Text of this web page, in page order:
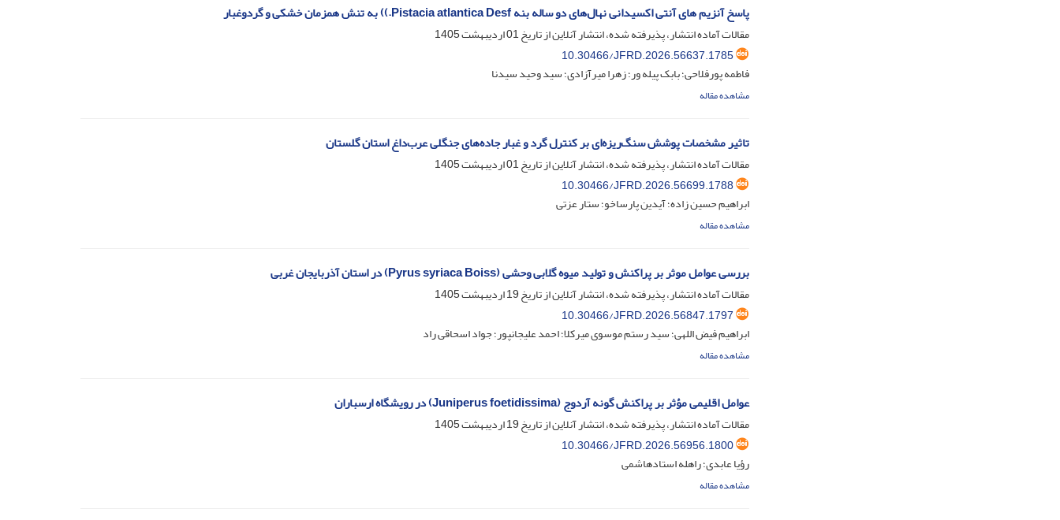
پاسخ آنزیم های آنتی اکسیدانی نهال‌های دو ساله بنه Pistacia atlantica Desf.)) به تنش همزمان خشکی و گردوغبار
مقالات آماده انتشار، پذیرفته شده، انتشار آنلاین از تاریخ01 اردیبهشت 1405
10.30466/JFRD.2026.56637.1785
فاطمه پورفلاحی؛ بابک پیله ور؛ زهرا میرآزادی؛ سید وحید سیدنا
مشاهده مقاله
تاثیر مشخصات پوشش سنگ‌ریزه‌ای بر کنترل گرد و غبار جاده‌های جنگلی عرب‌داغ استان گلستان
مقالات آماده انتشار، پذیرفته شده، انتشار آنلاین از تاریخ01 اردیبهشت 1405
10.30466/JFRD.2026.56699.1788
ابراهیم حسین زاده؛ آیدین پارساخو؛ ستار عزتی
مشاهده مقاله
بررسی عوامل موثر بر پراکنش و تولید میوه گلابی وحشی (Pyrus syriaca Boiss) در استان آذربایجان غربی
مقالات آماده انتشار، پذیرفته شده، انتشار آنلاین از تاریخ19 اردیبهشت 1405
10.30466/JFRD.2026.56847.1797
ابراهیم فیض اللهی؛ سید رستم موسوی میرکلا؛ احمد علیجانپور؛ جواد اسحاقی راد
مشاهده مقاله
عوامل اقلیمی مؤثر بر پراکنش گونه آردوج (Juniperus foetidissima) در رویشگاه ارسباران
مقالات آماده انتشار، پذیرفته شده، انتشار آنلاین از تاریخ19 اردیبهشت 1405
10.30466/JFRD.2026.56956.1800
رؤیا عابدی؛ راهله استادهاشمی
مشاهده مقاله